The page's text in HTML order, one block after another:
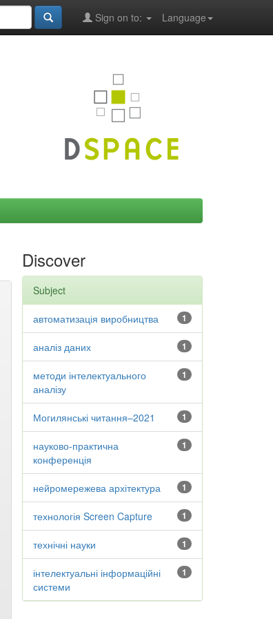
Language
Sign on to:
Discover
Subject
1
автоматизація виробництва
1
аналіз даних
1
методи інтелектуального
аналізу
1
Могилянські читання–2021
1
науково-практична
конференція
1
нейромережева архітектура
1
технологія Screen Capture
1
технічні науки
1
інтелектуальні інформаційні
системи